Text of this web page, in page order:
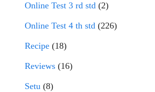
Online Test 3 rd std (2)
Online Test 4 th std (226)
Recipe (18)
Reviews (16)
Setu (8)